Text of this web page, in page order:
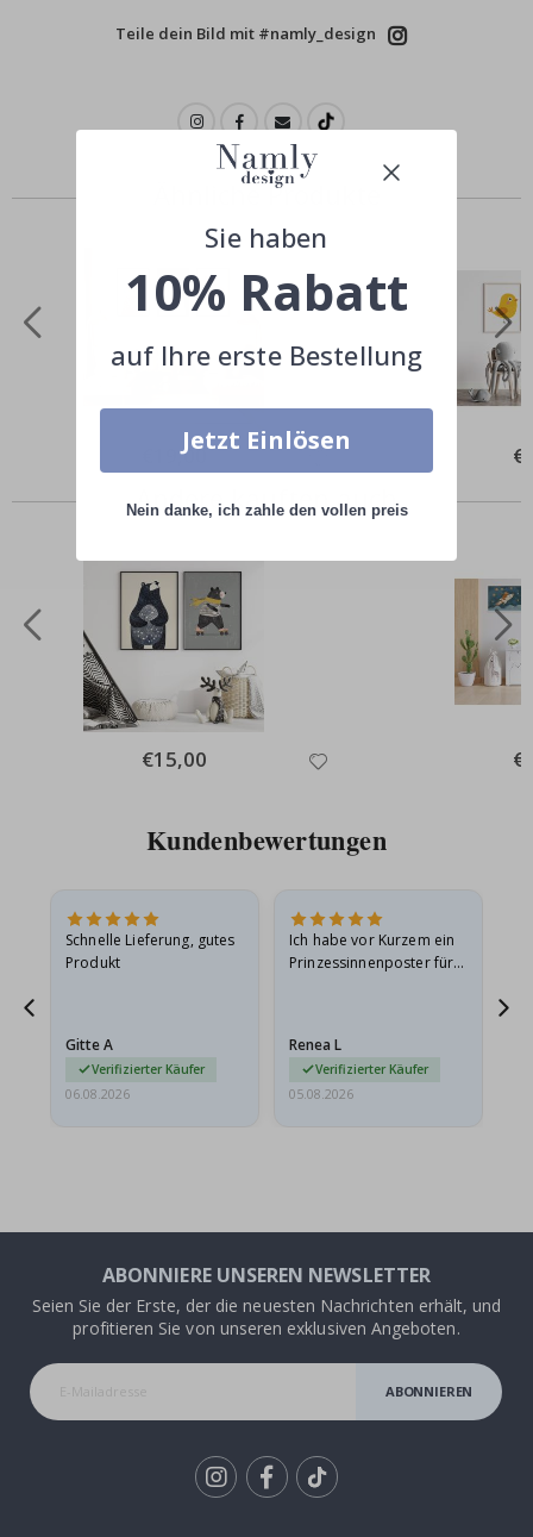
Teile dein Bild mit #namly_design
Ähnliche Produkte
Special
€19,00
Andere kauften auch
Special
Price
€15,00
Kundenbewertungen
Schnelle Lieferung, gutes
Produkt
Gitte A
Verifizierter Käufer
06.08.2026
Ich habe vor Kurzem ein
Prinzessinnenposter für
beschädigt…
Renea L
Verifizierter Käufer
05.08.2026
ABONNIERE UNSEREN NEWSLETTER
Seien Sie der Erste, der die neuesten Nachrichten erhält, und
profitieren Sie von unseren exklusiven Angeboten.
ABONNIEREN
Sie haben
10% Rabatt
auf Ihre erste Bestellung
Jetzt Einlösen
Nein danke, ich zahle den vollen preis